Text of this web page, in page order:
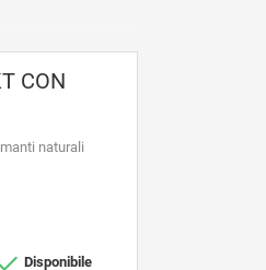
CON
naturali
Disponibile